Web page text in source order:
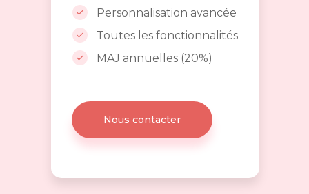
Personnalisation avancée
Toutes les fonctionnalités
MAJ annuelles (20%)
Nous contacter